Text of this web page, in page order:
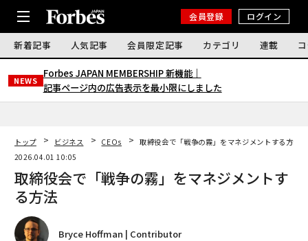
会員登録 ログイン
新着記事 人気記事 会員限定記事 カテゴリ 連載
NEWS
Forbes JAPAN MEMBERSHIP 新機能｜
記事ページ内の広告表示を最小限にしました
トップ ビジネス CEOs
取締役会で「戦争の霧」をマネジメントする方法
2026.04.01 10:05
取締役会で「戦争の霧」をマネジメントす
る方法
Bryce Hoffman | Contributor